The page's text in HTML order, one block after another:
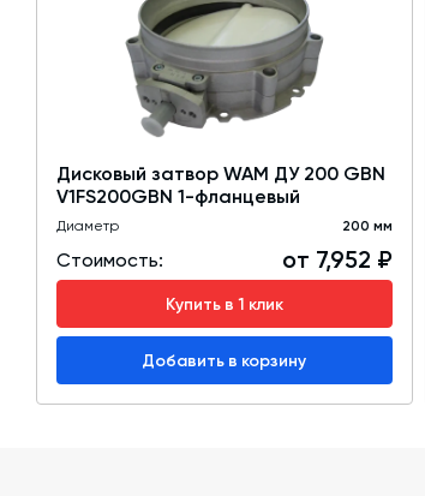
Дисковый затвор WAM ДУ 200 GBN
V1FS200GBN 1-фланцевый
Диаметр 200 мм
Стоимость: от 7,952 ₽
Купить в 1 клик
Добавить в корзину